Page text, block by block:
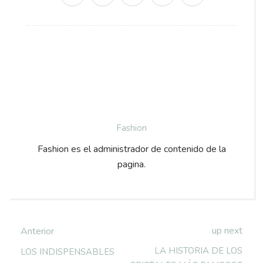
Fashion
Fashion es el administrador de contenido de la
pagina.
Anterior
LOS INDISPENSABLES
up next
LA HISTORIA DE LOS